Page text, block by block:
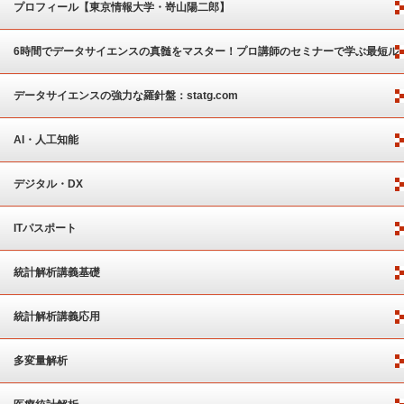
プロフィール【東京情報大学・嵜山陽二郎】
6時間でデータサイエンスの真髄をマスター！プロ講師のセミナーで学ぶ最短ル
ート
データサイエンスの強力な羅針盤：statg.com
AI・人工知能
デジタル・DX
ITパスポート
統計解析講義基礎
統計解析講義応用
多変量解析